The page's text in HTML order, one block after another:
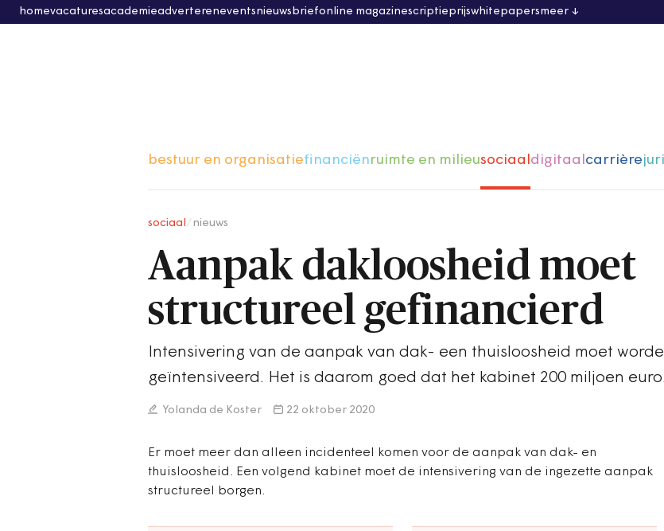
homevacaturesacademieadvertereneventsnieuwsbriefonline magazinescriptieprijswhitepapersmeer
bestuur en organisatiefinanciënruimte en milieusociaaldigitaalcarrière
sociaal nieuws
Aanpak dakloosheid moet
structureel gefinancierd
Intensivering van de aanpak van dak- een thuisloosheid moet
geïntensiveerd. Het is daarom goed dat het kabinet 200 miljoen
Yolanda de Koster 22 oktober 2020
Er moet meer dan alleen incidenteel komen voor de aanpak van dak- en
thuisloosheid. Een volgend kabinet moet de intensivering van de ingezette aanpak
structureel borgen.